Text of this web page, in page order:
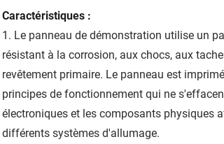
Caractéristiques :
1. Le panneau de démonstration utilise un
résistant à la corrosion, aux chocs, aux
revêtement primaire. Le panneau est
principes de fonctionnement qui ne
électroniques et les composants physiques
différents systèmes d'allumage.